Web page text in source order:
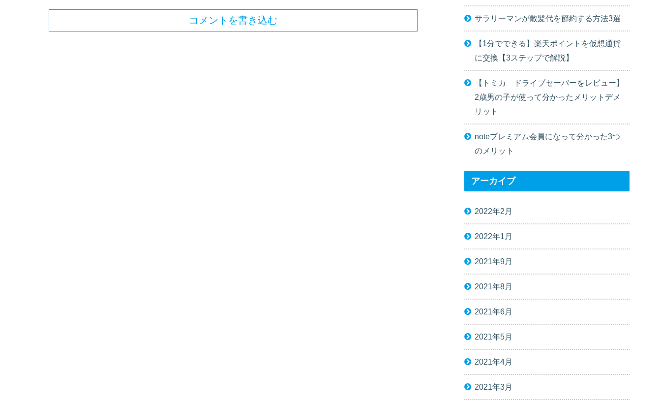
コメントを書き込む サラリーマンが散髪代を節約する方法3選
【1分でできる】楽天ポイントを仮想通貨
に交換【3ステップで解説】
【トミカ ドライブセーバーをレビュー】
2歳男の子が使って分かったメリットデメ
リット
noteプレミアム会員になって分かった3つ
のメリット
アーカイブ
2022年2月
2022年1月
2021年9月
2021年8月
2021年6月
2021年5月
2021年4月
2021年3月